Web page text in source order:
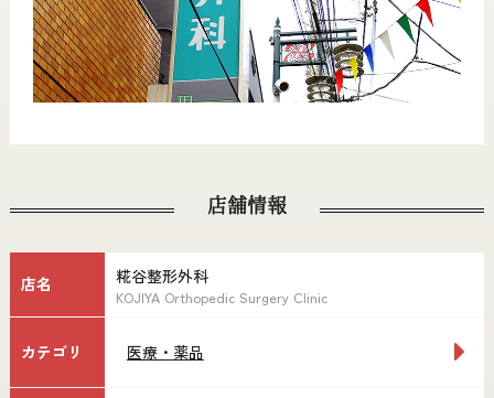
店舗情報
店名 糀谷整形外科
KOJIYA Orthopedic Surgery Clinic
カテゴリ 医療・薬品